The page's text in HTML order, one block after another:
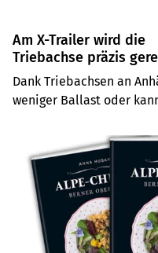
Am X-Trailer wird die
Triebachse präzis
Dank Triebachsen an
weniger Ballast oder
dazu eine neue
aufwändige